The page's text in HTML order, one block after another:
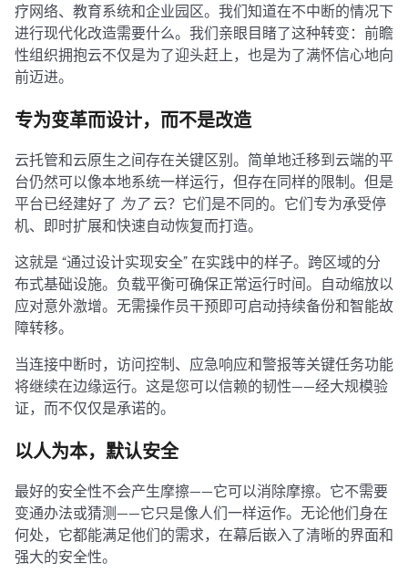
疗网络、教育系统和企业园区。我们知道在不中断的情况下
进行现代化改造需要什么。我们亲眼目睹了这种转变：前瞻
性组织拥抱云不仅是为了迎头赶上，也是为了满怀信心地向
前迈进。
专为变革而设计，而不是改造
云托管和云原生之间存在关键区别。简单地迁移到云端的平
台仍然可以像本地系统一样运行，但存在同样的限制。但是
平台已经建好了 为了云？它们是不同的。它们专为承受停
机、即时扩展和快速自动恢复而打造。
这就是 “通过设计实现安全” 在实践中的样子。跨区域的分
布式基础设施。负载平衡可确保正常运行时间。自动缩放以
应对意外激增。无需操作员干预即可启动持续备份和智能故
障转移。
当连接中断时，访问控制、应急响应和警报等关键任务功能
将继续在边缘运行。这是您可以信赖的韧性——经大规模验
证，而不仅仅是承诺的。
以人为本，默认安全
最好的安全性不会产生摩擦——它可以消除摩擦。它不需要
变通办法或猜测——它只是像人们一样运作。无论他们身在
何处，它都能满足他们的需求，在幕后嵌入了清晰的界面和
强大的安全性。